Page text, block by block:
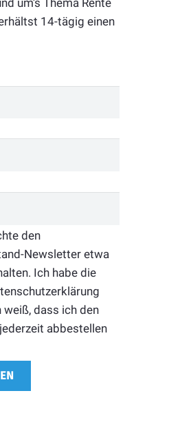
um’s Thema Rente
14-tägig einen
den
Newsletter etwa
Ich habe die
weiß, dass ich den
abbestellen